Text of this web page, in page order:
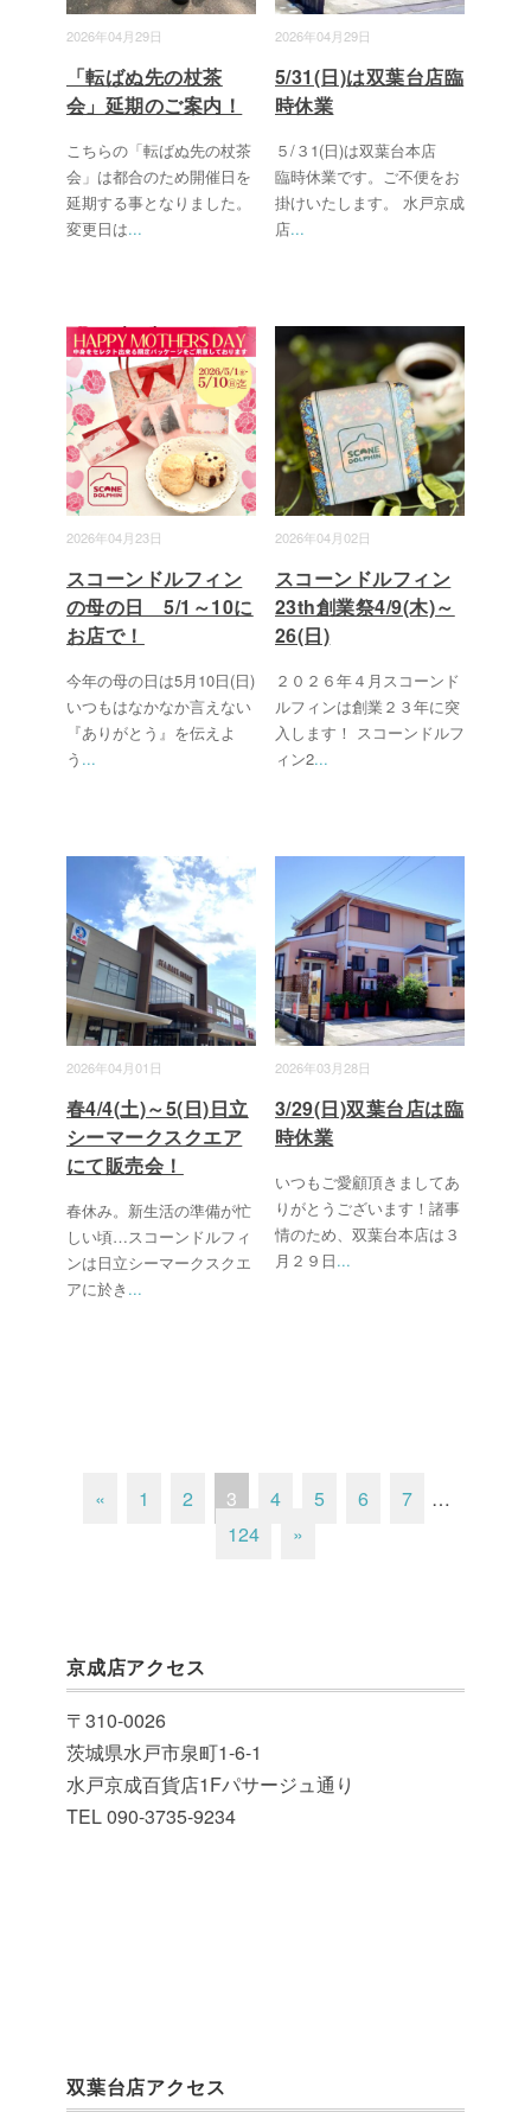
2026年04月29日
「転ばぬ先の杖茶
会」延期のご案内！
こちらの「転ばぬ先の杖茶
会」は都合のため開催日を
延期する事となりました。
変更日は...
2026年04月29日
5/31(日)は双葉台店臨
時休業
５/３1(日)は双葉台本店
臨時休業です。ご不便をお
掛けいたします。 水戸京成
店...
2026年04月23日
スコーンドルフィン
の母の日 5/1～10に
お店で！
今年の母の日は5月10日(日)
いつもはなかなか言えない
『ありがとう』を伝えよ
う ...
2026年04月02日
スコーンドルフィン
23th創業祭4/9(木)～
26(日)
２０２６年４月スコーンド
ルフィンは創業２３年に突
入します！ スコーンドルフ
ィン2...
2026年04月01日
春4/4(土)～5(日)日立
シーマークスクエア
にて販売会！
春休み。新生活の準備が忙
しい頃…スコーンドルフィ
ンは日立シーマークスクエ
アに於き ...
2026年03月28日
3/29(日)双葉台店は臨
時休業
いつもご愛顧頂きましてあ
りがとうございます！諸事
情のため、双葉台本店は３
月２９日...
« 1 2 3 4 5 6 7
…
124
»
京成店アクセス
〒310-0026
茨城県水戸市泉町1-6-1
水戸京成百貨店1Fパサージュ通り
TEL 090-3735-9234
双葉台店アクセス